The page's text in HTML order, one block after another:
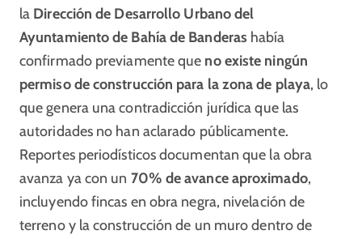
la Dirección de Desarrollo Urbano del
Ayuntamiento de Bahía de Banderas había
confirmado previamente que no existe ningún
permiso de construcción para la zona de playa, lo
que genera una contradicción jurídica que las
autoridades no han aclarado públicamente.
Reportes periodísticos documentan que la obra
avanza ya con un 70% de avance aproximado,
incluyendo fincas en obra negra, nivelación de
terreno y la construcción de un muro dentro de